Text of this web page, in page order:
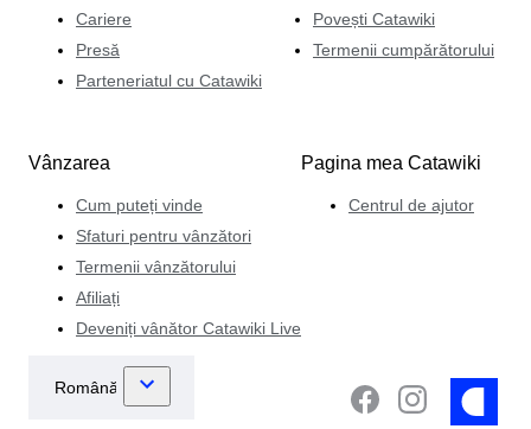
Cariere
Presă
Parteneriatul cu Catawiki
Povești Catawiki
Termenii cumpărătorului
Vânzarea
Cum puteți vinde
Sfaturi pentru vânzători
Termenii vânzătorului
Afiliați
Deveniți vânător Catawiki Live
Pagina mea Catawiki
Centrul de ajutor